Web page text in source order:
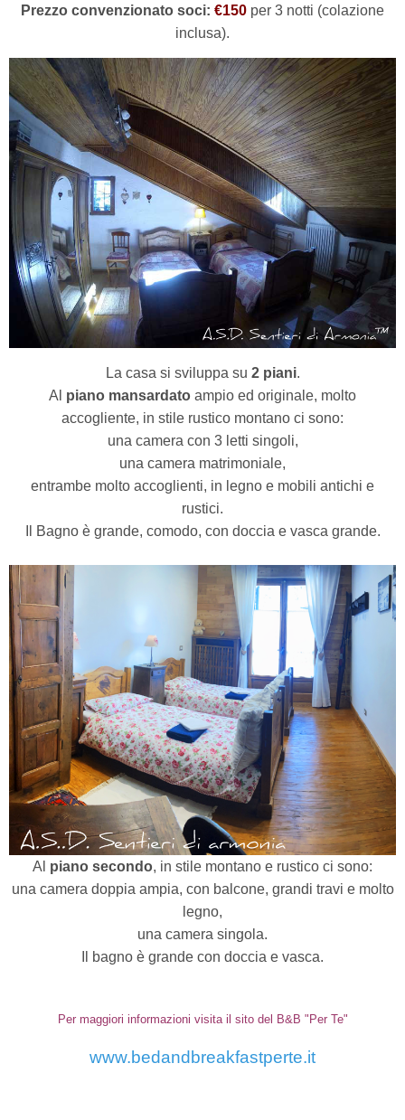
Prezzo convenzionato soci: €150 per 3 notti (colazione
inclusa).
La casa si sviluppa su 2 piani.
Al piano mansardato ampio ed originale, molto
accogliente, in stile rustico montano ci sono:
una camera con 3 letti singoli,
una camera matrimoniale,
entrambe molto accoglienti, in legno e mobili antichi e
rustici.
Il Bagno è grande, comodo, con doccia e vasca grande.
Al piano secondo, in stile montano e rustico ci sono:
una camera doppia ampia, con balcone, grandi travi e molto
legno,
una camera singola.
Il bagno è grande con doccia e vasca.
Per maggiori informazioni visita il sito del B&B "Per Te"
www.bedandbreakfastperte.it